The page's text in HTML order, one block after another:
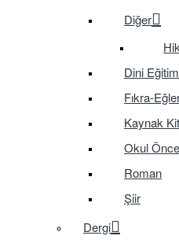
Diğer
Dini Eğitim
Fıkra-
Kaynak
Okul
Roman
Şiir
Dergi